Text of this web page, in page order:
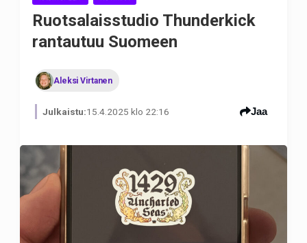
Ruotsalaisstudio Thunderkick
rantautuu Suomeen
Aleksi Virtanen
Julkaistu:15.4.2025 klo 22:16 Jaa